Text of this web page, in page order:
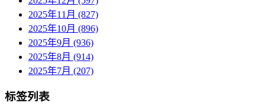
2025年11月 (827)
2025年10月 (896)
2025年9月 (936)
2025年8月 (914)
2025年7月 (207)
标签列表